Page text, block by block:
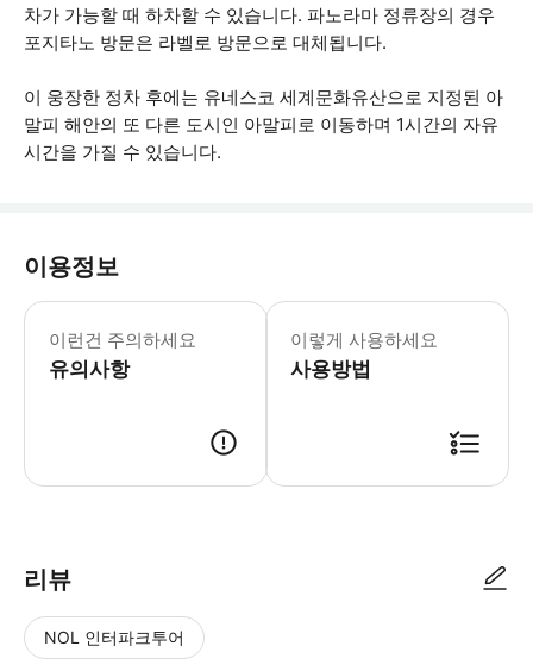
차가 가능할 때 하차할 수 있습니다. 파노라마 정류장의 경우
포지타노 방문은 라벨로 방문으로 대체됩니다.
이 웅장한 정차 후에는 유네스코 세계문화유산으로 지정된 아
말피 해안의 또 다른 도시인 아말피로 이동하며 1시간의 자유
시간을 가질 수 있습니다.
이용정보
이런건 주의하세요
유의사항
해안 투어를 이용하시는 경우 출발 시
이렇게 사용하세요
사용방법
리뷰
NOL 인터파크투어